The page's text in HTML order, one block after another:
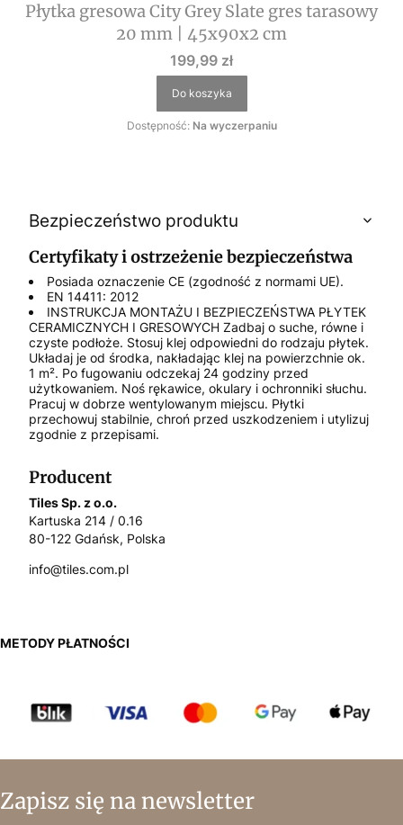
Płytka gresowa City Grey Slate gres tarasowy
20 mm | 45x90x2 cm
Cena
199,99 zł
Do koszyka
Dostępność: Na wyczerpaniu
Bezpieczeństwo produktu
Certyfikaty i ostrzeżenie bezpieczeństwa
Posiada oznaczenie CE (zgodność z normami UE).
EN 14411: 2012
INSTRUKCJA MONTAŻU I BEZPIECZEŃSTWA PŁYTEK
CERAMICZNYCH I GRESOWYCH Zadbaj o suche, równe i
czyste podłoże. Stosuj klej odpowiedni do rodzaju płytek.
Układaj je od środka, nakładając klej na powierzchnie ok.
1 m². Po fugowaniu odczekaj 24 godziny przed
użytkowaniem. Noś rękawice, okulary i ochronniki słuchu.
Pracuj w dobrze wentylowanym miejscu. Płytki
przechowuj stabilnie, chroń przed uszkodzeniem i utylizuj
zgodnie z przepisami.
Producent
Tiles Sp. z o.o.
Kartuska 214 / 0.16
80-122 Gdańsk, Polska
info@tiles.com.pl
METODY PŁATNOŚCI
Zapisz się na newsletter